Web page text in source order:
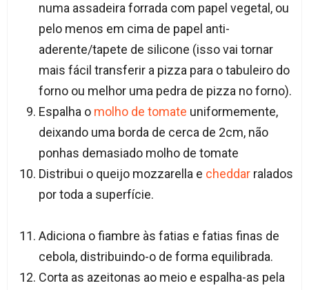
numa assadeira forrada com papel vegetal, ou
pelo menos em cima de papel anti-
aderente/tapete de silicone (isso vai tornar
mais fácil transferir a pizza para o tabuleiro do
forno ou melhor uma pedra de pizza no forno).
Espalha o molho de tomate uniformemente,
deixando uma borda de cerca de 2cm, não
ponhas demasiado molho de tomate
Distribui o queijo mozzarella e cheddarralados
por toda a superfície.
Adiciona o fiambre às fatias e fatias finas de
cebola, distribuindo-o de forma equilibrada.
Corta as azeitonas ao meio e espalha-as pela